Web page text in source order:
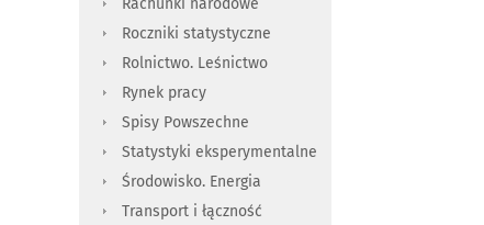
Rachunki narodowe
Roczniki statystyczne
Rolnictwo. Leśnictwo
Rynek pracy
Spisy Powszechne
Statystyki eksperymentalne
Środowisko. Energia
Transport i łączność